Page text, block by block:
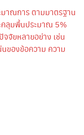
าณการ ตามมาตรฐาน
ลุมพื้นประมาณ 5%
จัยหลายอย่าง เช่น
ของข้อความ ความ